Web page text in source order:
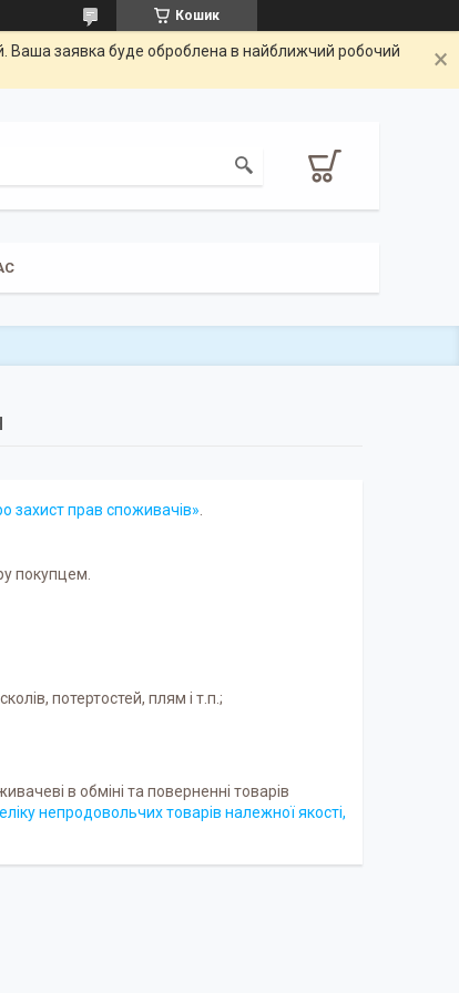
Кошик
Ваша заявка буде оброблена в найближчий робочий
захист прав споживачів»
покупцем.
потертостей, плям і т.п.;
в обміні та поверненні товарів
непродовольчих товарів належної якості,